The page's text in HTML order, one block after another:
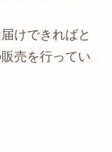
けできればと
売を行ってい